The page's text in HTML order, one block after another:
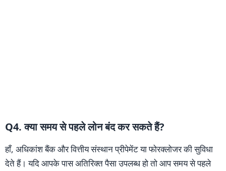
Q4. क्या समय से पहले लोन बंद कर सकते हैं?
हाँ, अधिकांश बैंक और वित्तीय संस्थान प्रीपेमेंट या फोरक्लोजर की सुविधा
देते हैं। यदि आपके पास अतिरिक्त पैसा उपलब्ध हो तो आप समय से पहले